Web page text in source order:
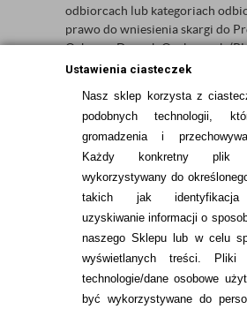
Ustawienia ciasteczek
Nasz sklep korzysta z
podobnych technologii,
gromadzenia i
Każdy konkretny plik
wykorzystywany do
takich jak identyfikacja
uzyskiwanie informacji o
naszego Sklepu lub w celu
wyświetlanych treści.
Pliki
technologie/dane osobowe
być wykorzystywane do
odbiorcach lub kategoriach
prawo do wniesienia skargi do
Ochrony Danych Osobowych
osoba uzna, że przetwarzanie jej
przepisami w tym zakresie.
INFORMACJE KONTAKTOWE
JAK ZAMAWIAĆ?